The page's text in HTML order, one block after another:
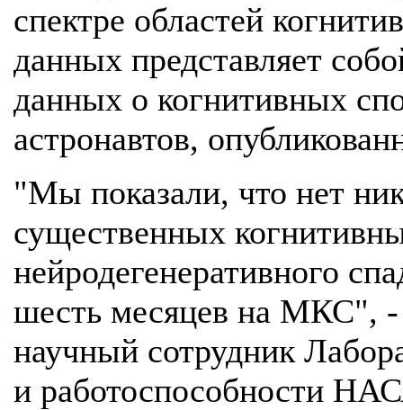
спектре областей
данных представляет
данных о когнитивных
астронавтов,
"Мы показали, что нет
существенных
нейродегенеративного
шесть месяцев на МКС", -
научный сотрудник
и работоспособности